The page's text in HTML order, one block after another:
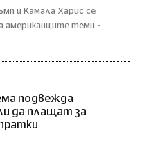
и Камала Харис се
американците теми -
подвежда
да плащат за